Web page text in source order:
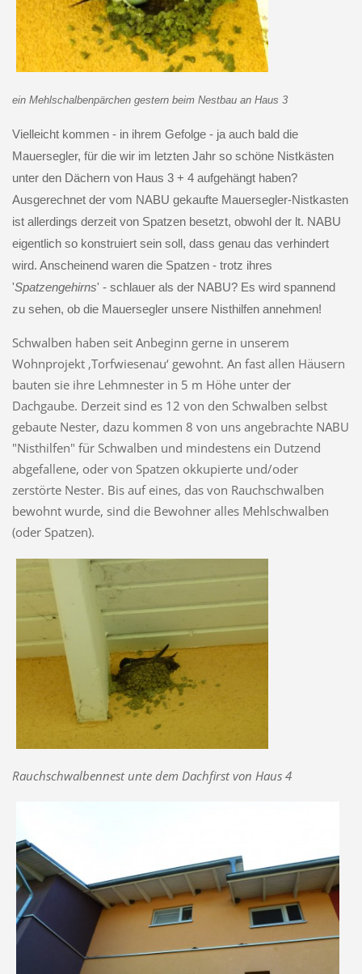
ein Mehlschalbenpärchen gestern beim Nestbau an Haus 3
Vielleicht kommen - in ihrem Gefolge - ja auch bald die
Mauersegler, für die wir im letzten Jahr so schöne Nistkästen
unter den Dächern von Haus 3 + 4 aufgehängt haben?
Ausgerechnet der vom NABU gekaufte Mauersegler-Nistkasten
ist allerdings derzeit von Spatzen besetzt, obwohl der lt. NABU
eigentlich so konstruiert sein soll, dass genau das verhindert
wird. Anscheinend waren die Spatzen - trotz ihres
'Spatzengehirns' - schlauer als der NABU? Es wird spannend
zu sehen, ob die Mauersegler unsere Nisthilfen annehmen!
Schwalben haben seit Anbeginn gerne in unserem
Wohnprojekt ‚Torfwiesenau‘ gewohnt. An fast allen Häusern
bauten sie ihre Lehmnester in 5 m Höhe unter der
Dachgaube. Derzeit sind es 12 von den Schwalben selbst
gebaute Nester, dazu kommen 8 von uns angebrachte NABU
"Nisthilfen" für Schwalben und mindestens ein Dutzend
abgefallene, oder von Spatzen okkupierte und/oder
zerstörte Nester. Bis auf eines, das von Rauchschwalben
bewohnt wurde, sind die Bewohner alles Mehlschwalben
(oder Spatzen).
Rauchschwalbennest unte dem Dachfirst von Haus 4